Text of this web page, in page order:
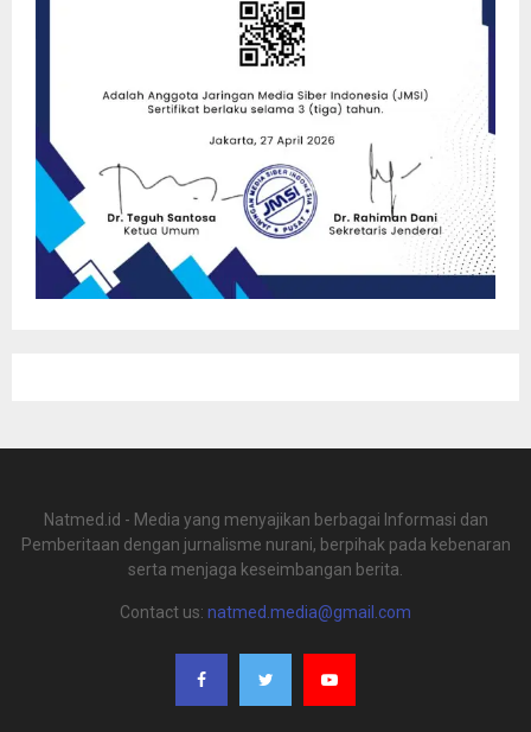
Natmed.id - Media yang menyajikan berbagai Informasi dan
Pemberitaan dengan jurnalisme nurani, berpihak pada kebenaran
serta menjaga keseimbangan berita.
Contact us: natmed.media@gmail.com